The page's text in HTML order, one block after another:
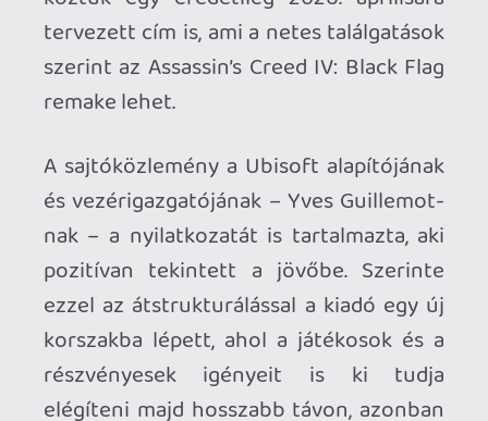
kotaku.com
2026.01.23 13:10:23
soliduss 2026.01.23 14:01:18
után a 8 euros részvényenkénti árfolyam
úgy tűnik ismét feleződött.
pont....
Necroman Mk2 2026.01.23 13:10:23 #20ref
Nem tudom, te mikor játszottál utoljára a
SoT-mal, de nekem ez az egyik játék, amit
pótolgatok. És szerintem az recept ma
már nem igazán működne pustán